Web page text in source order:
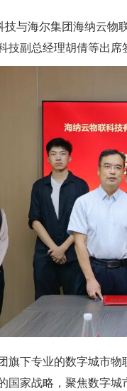
技与海尔集团海纳云物
技副总经理胡倩等出席
旗下专业的数字城市物
国家战略，聚焦数字城